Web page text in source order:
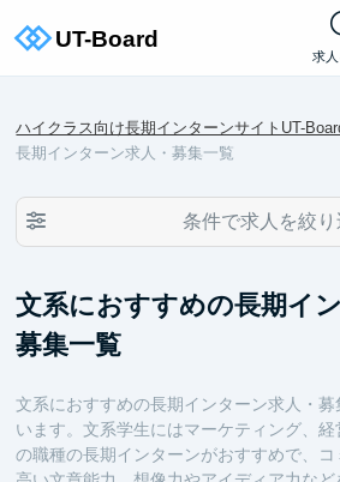
求
ハイクラス向け長期インターンサイトUT-
長期インターン求人・募集一覧
条件で求人を絞り
文系におすすめの長期イ
募集一覧
文系におすすめの長期インターン求人・
います。文系学生にはマーケティング、
の職種の長期インターンがおすすめで、